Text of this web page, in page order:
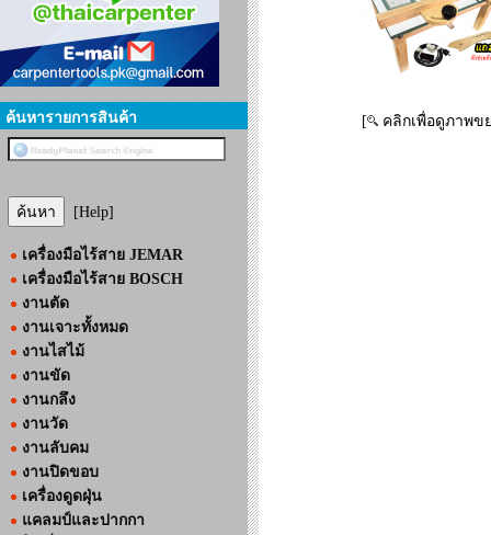
ค้นหารายการสินค้า
[Help]
เครื่องมือไร้สาย JEMAR
เครื่องมือไร้สาย BOSCH
งานตัด
งานเจาะทั้งหมด
งานไสไม้
งานขัด
งานกลึง
งานวัด
งานลับคม
งานปิดขอบ
เครื่องดูดฝุ่น
แคลมป์และปากกา
[ คลิกเพื่อดูภาพข